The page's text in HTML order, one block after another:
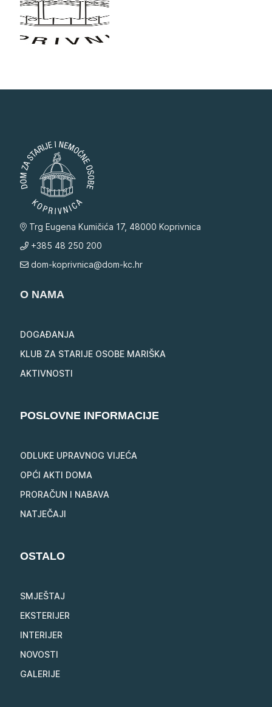
Trg Eugena Kumičića 17, 48000 Koprivnica
+385 48 250 200
dom-koprivnica@dom-kc.hr
O NAMA
DOGAĐANJA
KLUB ZA STARIJE OSOBE MARIŠKA
AKTIVNOSTI
POSLOVNE INFORMACIJE
ODLUKE UPRAVNOG VIJEĆA
OPĆI AKTI DOMA
PRORAČUN I NABAVA
NATJEČAJI
OSTALO
SMJEŠTAJ
EKSTERIJER
INTERIJER
NOVOSTI
GALERIJE